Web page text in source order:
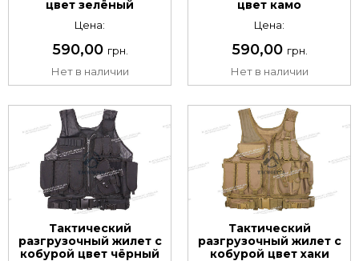
цвет зелёный
Цена:
590,00 грн.
Нет в наличии
цвет камо
Цена:
590,00 грн.
Нет в наличии
Тактический
разгрузочный жилет с
кобурой цвет чёрный
Тактический
разгрузочный жилет с
кобурой цвет хаки